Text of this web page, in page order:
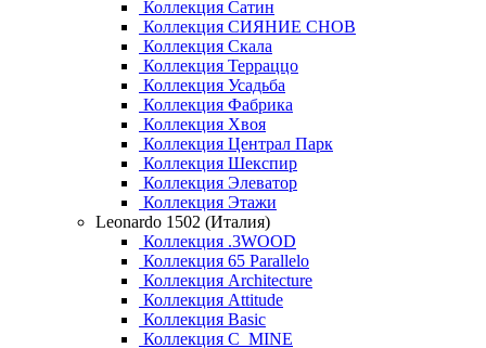
Коллекция Сатин
Коллекция СИЯНИЕ СНОВ
Коллекция Скала
Коллекция Терраццо
Коллекция Усадьба
Коллекция Фабрика
Коллекция Хвоя
Коллекция Централ Парк
Коллекция Шекспир
Коллекция Элеватор
Коллекция Этажи
Leonardo 1502 (Италия)
Коллекция .3WOOD
Коллекция 65 Parallelo
Коллекция Architecture
Коллекция Attitude
Коллекция Basic
Коллекция C_MINE